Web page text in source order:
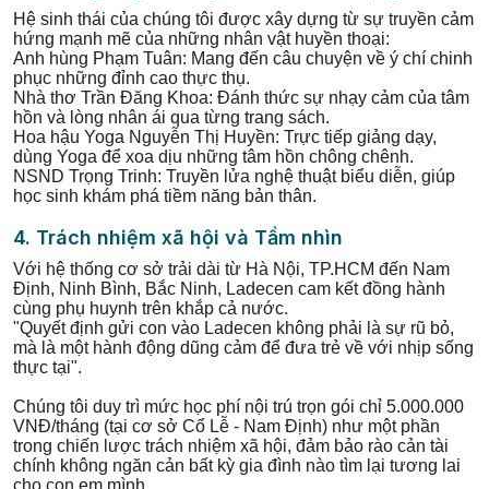
Hệ sinh thái của chúng tôi được xây dựng từ sự truyền cảm
hứng mạnh mẽ của những nhân vật huyền thoại:
Anh hùng Phạm Tuân: Mang đến câu chuyện về ý chí chinh
phục những đỉnh cao thực thụ.
Nhà thơ Trần Đăng Khoa: Đánh thức sự nhạy cảm của tâm
hồn và lòng nhân ái qua từng trang sách.
Hoa hậu Yoga Nguyễn Thị Huyền: Trực tiếp giảng dạy,
dùng Yoga để xoa dịu những tâm hồn chông chênh.
NSND Trọng Trinh: Truyền lửa nghệ thuật biểu diễn, giúp
học sinh khám phá tiềm năng bản thân.
4. Trách nhiệm xã hội và Tầm nhìn
Với hệ thống cơ sở trải dài từ Hà Nội, TP.HCM đến Nam
Định, Ninh Bình, Bắc Ninh, Ladecen cam kết đồng hành
cùng phụ huynh trên khắp cả nước.
"Quyết định gửi con vào Ladecen không phải là sự rũ bỏ,
mà là một hành động dũng cảm để đưa trẻ về với nhịp sống
thực tại".
Chúng tôi duy trì mức học phí nội trú trọn gói chỉ 5.000.000
VNĐ/tháng (tại cơ sở Cổ Lễ - Nam Định) như một phần
trong chiến lược trách nhiệm xã hội, đảm bảo rào cản tài
chính không ngăn cản bất kỳ gia đình nào tìm lại tương lai
cho con em mình